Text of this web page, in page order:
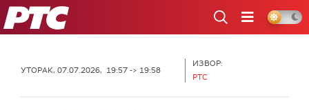
РТС
УТОРАК, 07.07.2026, 19:57 -> 19:58
ИЗВОР:
РТС